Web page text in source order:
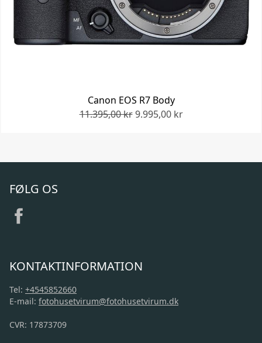
Canon EOS R7 Body
11.395,00 kr9.995,00 kr
FØLG OS
KONTAKTINFORMATION
Tel: +4545852660
E-mail: fotohusetvirum@fotohusetvirum.dk
CVR: 17873709